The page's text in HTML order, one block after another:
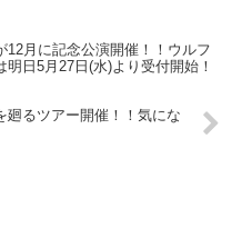
12月に記念公演開催！！ウルフ
日5月27日(水)より受付開始！
廻るツアー開催！！気にな